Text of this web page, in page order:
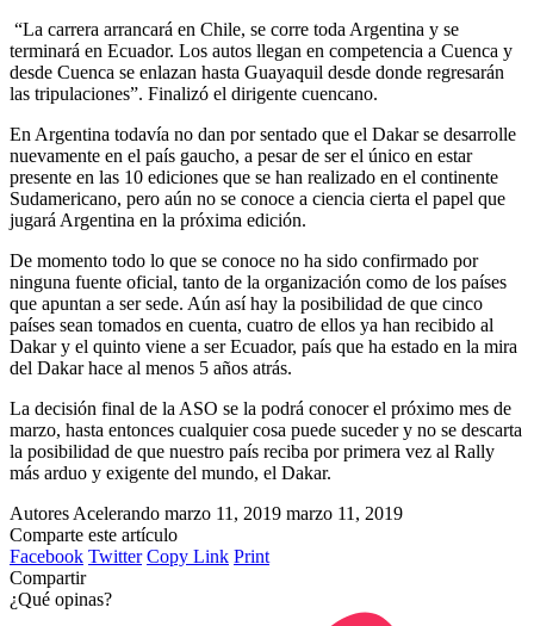
“La carrera arrancará en Chile, se corre toda Argentina y se
terminará en Ecuador. Los autos llegan en competencia a Cuenca y
desde Cuenca se enlazan hasta Guayaquil desde donde regresarán
las tripulaciones”. Finalizó el dirigente cuencano.
En Argentina todavía no dan por sentado que el Dakar se desarrolle
nuevamente en el país gaucho, a pesar de ser el único en estar
presente en las 10 ediciones que se han realizado en el continente
Sudamericano, pero aún no se conoce a ciencia cierta el papel que
jugará Argentina en la próxima edición.
De momento todo lo que se conoce no ha sido confirmado por
ninguna fuente oficial, tanto de la organización como de los países
que apuntan a ser sede. Aún así hay la posibilidad de que cinco
países sean tomados en cuenta, cuatro de ellos ya han recibido al
Dakar y el quinto viene a ser Ecuador, país que ha estado en la mira
del Dakar hace al menos 5 años atrás.
La decisión final de la ASO se la podrá conocer el próximo mes de
marzo, hasta entonces cualquier cosa puede suceder y no se descarta
la posibilidad de que nuestro país reciba por primera vez al Rally
más arduo y exigente del mundo, el Dakar.
Autores Acelerando marzo 11, 2019 marzo 11, 2019
Comparte este artículo
Facebook Twitter Copy Link Print
Compartir
¿Qué opinas?